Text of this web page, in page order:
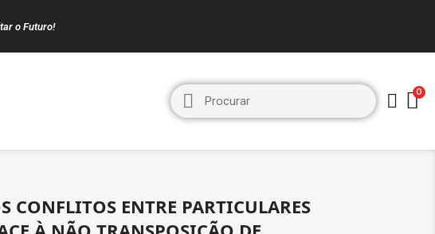
o Futuro!
CONFLITOS ENTRE PARTICULARES